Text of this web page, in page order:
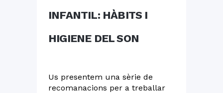
INFANTIL: HÀBITS I
HIGIENE DEL SON
Us presentem una sèrie de
recomanacions per a treballar